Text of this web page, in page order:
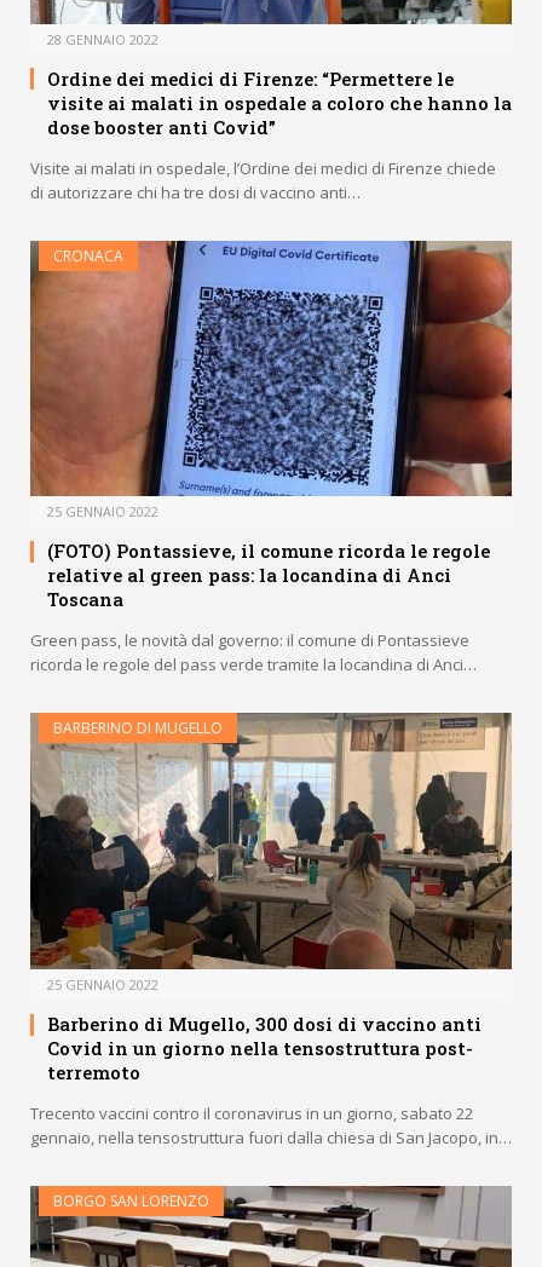
28 GENNAIO 2022
Ordine dei medici di Firenze: “Permettere le
visite ai malati in ospedale a coloro che hanno la
dose booster anti Covid”
Visite ai malati in ospedale, l’Ordine dei medici di Firenze chiede
di autorizzare chi ha tre dosi di vaccino anti…
CRONACA
25 GENNAIO 2022
(FOTO) Pontassieve, il comune ricorda le regole
relative al green pass: la locandina di Anci
Toscana
Green pass, le novità dal governo: il comune di Pontassieve
ricorda le regole del pass verde tramite la locandina di Anci…
BARBERINO DI MUGELLO
25 GENNAIO 2022
Barberino di Mugello, 300 dosi di vaccino anti
Covid in un giorno nella tensostruttura post-
terremoto
Trecento vaccini contro il coronavirus in un giorno, sabato 22
gennaio, nella tensostruttura fuori dalla chiesa di San Jacopo, in…
BORGO SAN LORENZO